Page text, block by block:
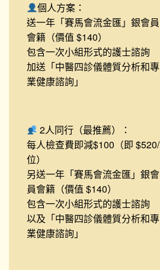
個人方案：
送一年「賽馬會流金匯」銀會員
會籍（價值 $140）
包含一次小組形式的護士諮詢
加送「中醫四診儀體質分析和專
業健康諮詢」
2人同行（最推薦）：
每人檢查費即減$100（即 $520/
位）
另送一年「賽馬會流金匯」銀會
員會籍（價值 $140）
包含一次小組形式的護士諮詢
以及「中醫四診儀體質分析和專
業健康諮詢」